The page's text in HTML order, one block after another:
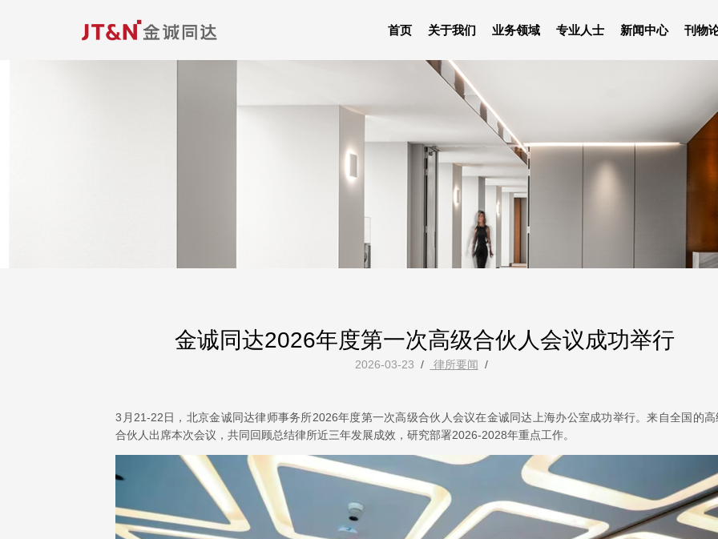
首页 关于我们 业务领域 专业人士 新闻中心 刊物
金诚同达2026年度第一次高级合伙人会议成功举行
2026-03-23 / 律所要闻 /
3月21-22日，北京金诚同达律师事务所2026年度第一次高级合伙人会议在金诚同达上海办公室成功举行。来自全国的高
合伙人出席本次会议，共同回顾总结律所近三年发展成效，研究部署2026-2028年重点工作。